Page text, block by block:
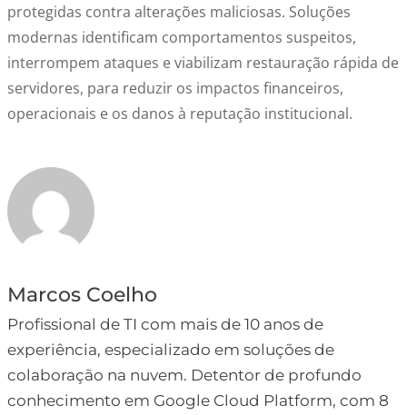
protegidas contra alterações maliciosas. Soluções
modernas identificam comportamentos suspeitos,
interrompem ataques e viabilizam restauração rápida de
servidores, para reduzir os impactos financeiros,
operacionais e os danos à reputação institucional.
Marcos Coelho
Profissional de TI com mais de 10 anos de
experiência, especializado em soluções de
colaboração na nuvem. Detentor de profundo
conhecimento em Google Cloud Platform, com 8